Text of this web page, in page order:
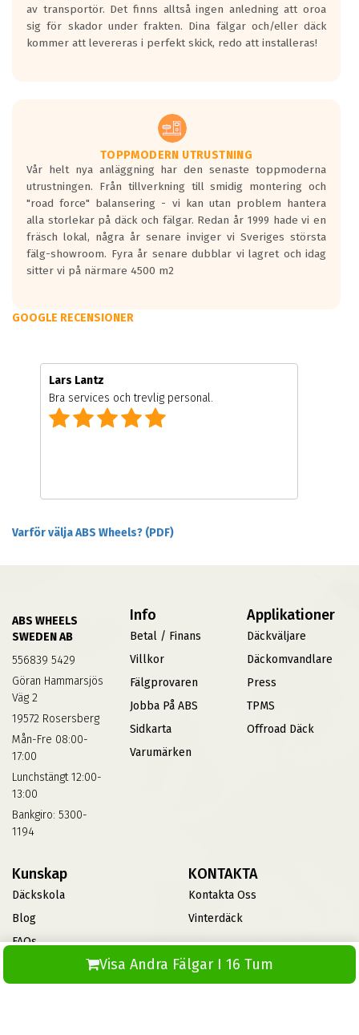
Visa Andra Fälgar I 16 Tum
av transportör. Det finns alltså ingen anledning att oroa
sig för skador under frakten. Dina fälgar och/eller däck
kommer att levereras i perfekt skick, redo att installeras!
TOPPMODERN UTRUSTNING
Vår helt nya anläggning har den senaste toppmoderna
utrustningen. Från tillverkning till smidig montering och
"road force" balansering - vi kan utan problem hantera
alla storlekar på däck och fälgar. Redan år 1999 hade vi en
fräsch lokal, några år senare inviger vi Sveriges största
fälg-showroom. Fyra år senare dubblar vi lagret och idag
sitter vi på närmare 4500 m2
GOOGLE RECENSIONER
Lars Lantz
Bra services och trevlig personal.
Varför välja ABS Wheels? (PDF)
ABS WHEELS
SWEDEN AB
556839 5429
Göran Hammarsjös
Väg 2
19572 Rosersberg
Mån-Fre 08:00-
17:00
Lunchstängt 12:00-
13:00
Bankgiro: 5300-
1194
Info
Betal / Finans
Villkor
Fälgprovaren
Jobba På ABS
Sidkarta
Varumärken
Applikationer
Däckväljare
Däckomvandlare
Press
TPMS
Offroad Däck
Kunskap
Däckskola
Blog
FAQs
Informationsbank Av Däck
Och Fälgar
KONTAKTA
Kontakta Oss
Vinterdäck